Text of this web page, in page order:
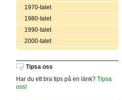
1970-talet
1980-talet
1990-talet
2000-talet
Tipsa oss
Har du ett bra tips på en länk? Tipsa
oss!